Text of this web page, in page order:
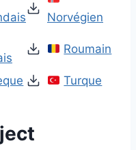
Norvégien
Roumain
Turque